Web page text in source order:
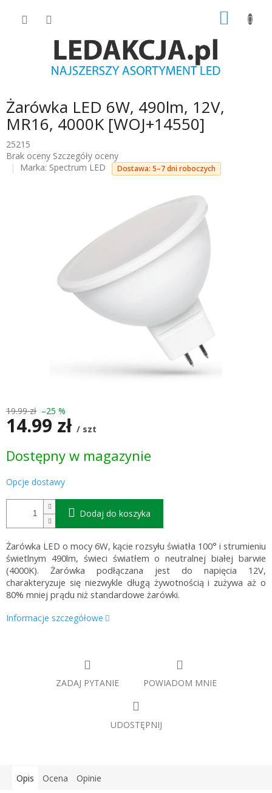
Żarówka LED 6W, 490lm, 12V,
MR16, 4000K [WOJ+14550]
25215
Średnia
ocena
Brak oceny Szczegóły oceny
Marka: Spectrum LED Dostawa: 5–7 dni roboczych
19.99 zł –25 %
14.99 zł / szt
jednostkowa:
Dostępny w magazynie
Opcje dostawy
Dodaj do koszyka
Żarówka LED o mocy 6W, kącie rozsyłu światła 100° i strumieniu
świetlnym 490lm, świeci światłem o neutralnej białej barwie
(4000K). Żarówka podłączana jest do napięcia 12V,
charakteryzuje się niezwykle długą żywotnością i zużywa aż o
80% mniej prądu niż standardowe żarówki.
Informacje szczegółowe
ZADAJ PYTANIE POWIADOM MNIE
UDOSTĘPNIJ
Opis Ocena Opinie